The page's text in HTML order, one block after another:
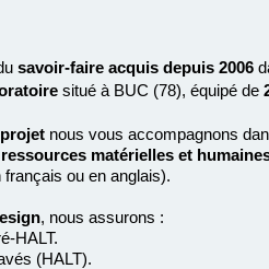
savoir-faire acquis depuis 2006
situé à BUC (78), équipé de
nous vous accompagnons
matérielles et
ou en anglais).
, nous assurons :
HALT.
(HALT).